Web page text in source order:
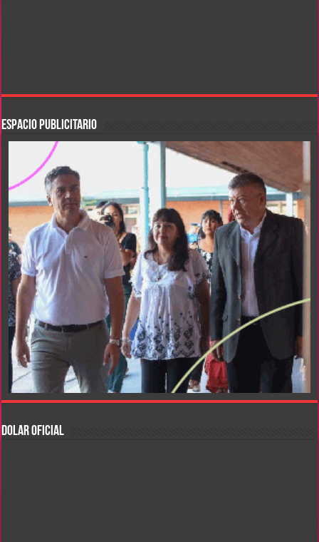
ESPACIO PUBLICITARIO
DOLAR OFICIAL